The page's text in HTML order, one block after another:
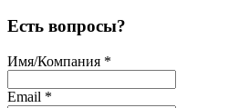
Есть вопросы?
Имя/Компания *
Email *